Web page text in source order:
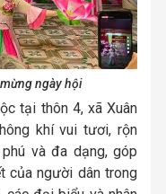
ngày hội
tại thôn 4, xã Xuân
khí vui tươi, rộn
và đa dạng, góp
của người dân trong